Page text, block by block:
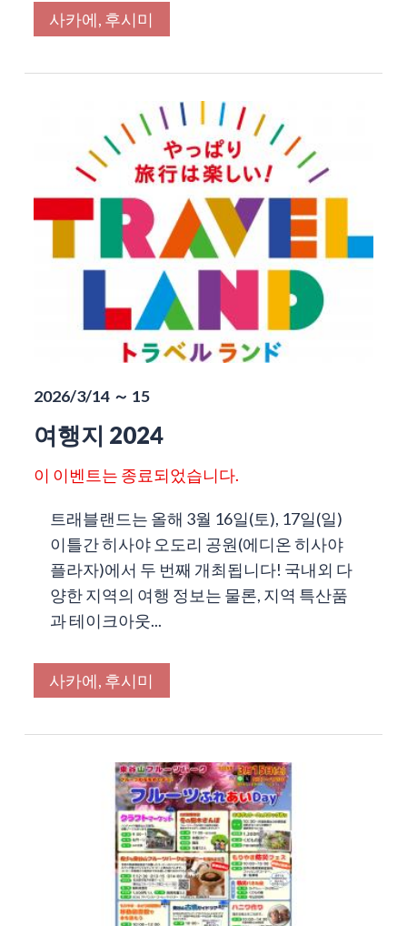
사카에, 후시미
2026/3/14 ～ 15
여행지 2024
이 이벤트는 종료되었습니다.
트래블랜드는 올해 3월 16일(토), 17일(일)
이틀간 히사야 오도리 공원(에디온 히사야
플라자)에서 두 번째 개최됩니다! 국내외 다
양한 지역의 여행 정보는 물론, 지역 특산품
과 테이크아웃...
사카에, 후시미